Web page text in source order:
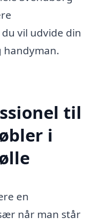
vil udvide din
til
i
en
når man står